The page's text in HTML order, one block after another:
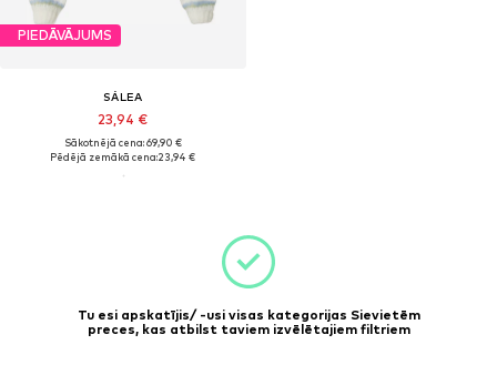
PIEDĀVĀJUMS
SÁLEA
23,94 €
Sākotnējā cena: 69,90 €
Pēdējā zemākā cena:23,94 €
Tu esi apskatījis/ -usi visas kategorijas Sievietēm
preces, kas atbilst taviem izvēlētajiem filtriem